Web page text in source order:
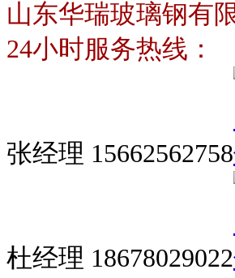
山东华瑞玻璃钢有
24小时服务热线：
张经理 15662562758
杜经理 18678029022